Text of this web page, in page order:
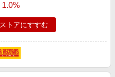
1.0%
ストアにすすむ